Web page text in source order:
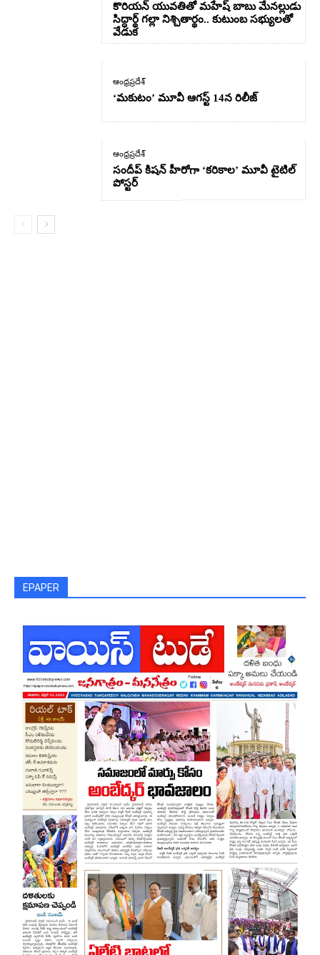
కొరియన్ యువతితో మహేష్ బాబు మేనల్లుడు
సిద్ధార్థ్ గల్లా నిశ్చితార్థం.. కుటుంబ సభ్యులతో
వేడుక
ఆంధ్రప్రదేశ్
‘మకుటం’ మూవీ ఆగస్ట్ 14న రిలీజ్
ఆంధ్రప్రదేశ్
సందీప్ కిషన్ హీరోగా ‘కరికాల’ మూవీ టైటిల్
పోస్టర్
EPAPER